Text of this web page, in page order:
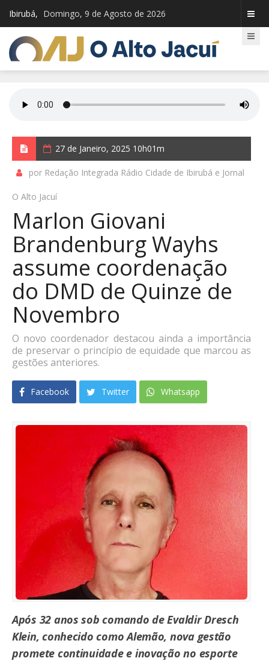
Ibirubá, Domingo, 9 de Agosto de 2026
27 de Janeiro, 2025 10h01m
por Redação Integrada Rádio Cidade de Ibirubá e Jornal
O Alto Jacuí
Marlon Giovani
Brandenburg Wayhs
assume coordenação
do DMD de Quinze de
Novembro
O novo coordenador destacou ainda a importância
de preservar o princípio de equidade que marcou as
gestões anteriores.
Facebook Twitter Whatsapp
Após 32 anos sob comando de Evaldir Dresch
Klein, conhecido como Alemão, nova gestão
promete continuidade e inovação no esporte